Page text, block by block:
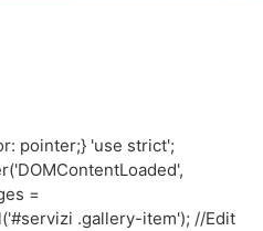
pointer;} 'use strict';
=
.gallery-item'); //Edit